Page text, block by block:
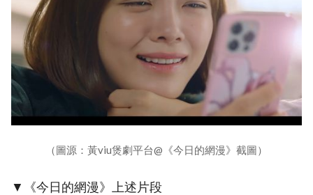
（圖源：黃viu煲劇平台@《今日的網漫》截圖）
▼《今日的網漫》上述片段